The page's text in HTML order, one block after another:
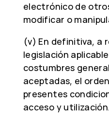
electrónico de
modificar o
(v) En definitiva, a
legislación
costumbres
aceptadas, el
presentes
acceso y utilización.